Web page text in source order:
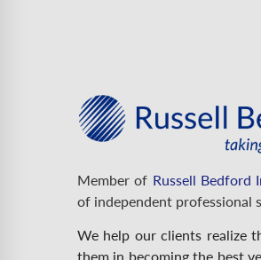
Member of Russell Bedford
of independent professional
We help our clients realize
them in becoming the best